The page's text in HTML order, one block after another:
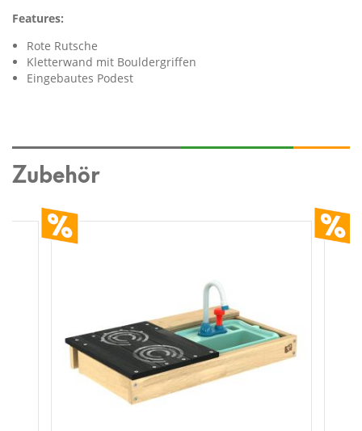
Features:
Rote Rutsche
Kletterwand mit Bouldergriffen
Eingebautes Podest
Zubehör